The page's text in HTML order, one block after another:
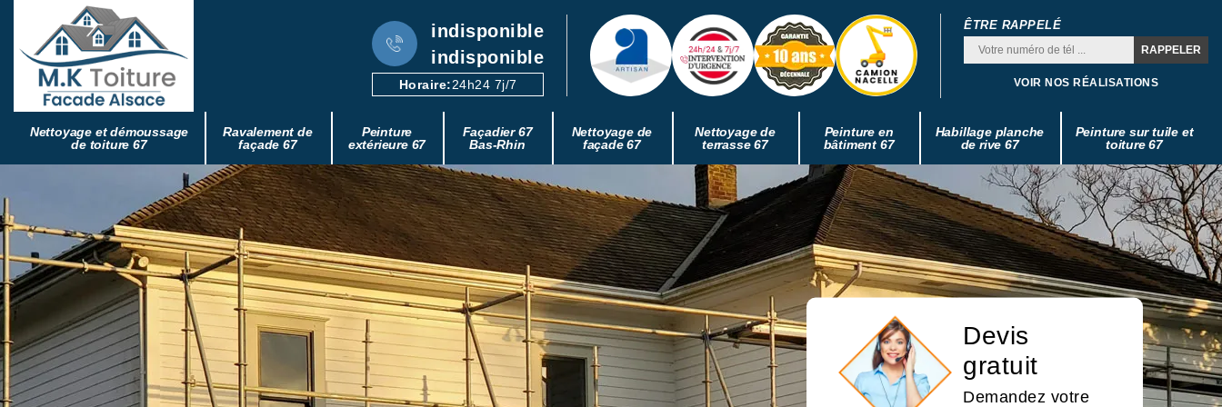
indisponible
indisponible
Horaire:24h24 7j/7
ÊTRE RAPPELÉ
VOIR NOS RÉALISATIONS
Nettoyage et démoussage
de toiture 67
Ravalement de
façade 67
Peinture
extérieure 67
Façadier 67
Bas-Rhin
Nettoyage de
façade 67
Nettoyage de
terrasse 67
Peinture en
bâtiment 67
Habillage planche
de rive 67
Peinture sur tuile et
toiture 67
Devis
gratuit
Demandez votre